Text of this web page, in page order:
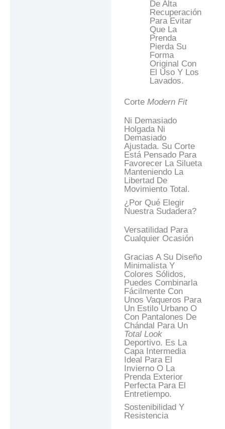
De Alta
Recuperación
Para Evitar
Que La
Prenda
Pierda Su
Forma
Original Con
El Uso Y Los
Lavados.
Corte Modern Fit
Ni Demasiado
Holgada Ni
Demasiado
Ajustada. Su Corte
Está Pensado Para
Favorecer La Silueta
Manteniendo La
Libertad De
Movimiento Total.
¿Por Qué Elegir
Nuestra Sudadera?
Versatilidad Para
Cualquier Ocasión
Gracias A Su Diseño
Minimalista Y
Colores Sólidos,
Puedes Combinarla
Fácilmente Con
Unos Vaqueros Para
Un Estilo Urbano O
Con Pantalones De
Chándal Para Un
Total Look
Deportivo. Es La
Capa Intermedia
Ideal Para El
Invierno O La
Prenda Exterior
Perfecta Para El
Entretiempo.
Sostenibilidad Y
Resistencia